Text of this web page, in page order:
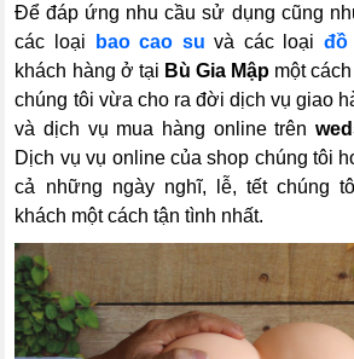
Để đáp ứng nhu cầu sử dụng cũng
các loại
bao cao su và các loại đồ
khách hàng ở tại Bù Gia Mậpmột cách
chúng tôi vừa cho ra đời dịch vụ giao
và dịch vụ mua hàng online trên
Dịch vụ vụ online của shop chúng tôi
cả những ngày nghĩ, lễ, tết chúng
khách một cách tận tình nhất.